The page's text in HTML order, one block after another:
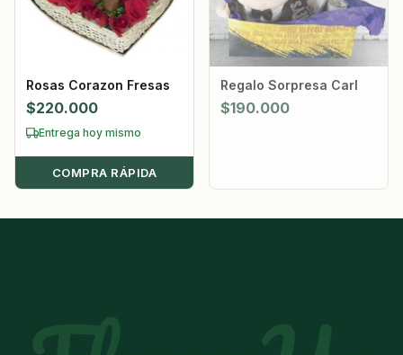
Rosas Corazon Fresas
$220.000
Entrega hoy mismo
COMPRA RÁPIDA
Regalo Sorpresa Carl
$190.000